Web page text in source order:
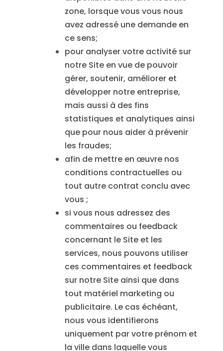
zone, lorsque vous vous nous
avez adressé une demande en
ce sens;
pour analyser votre activité sur
notre Site en vue de pouvoir
gérer, soutenir, améliorer et
développer notre entreprise,
mais aussi à des fins
statistiques et analytiques ainsi
que pour nous aider à prévenir
les fraudes;
afin de mettre en œuvre nos
conditions contractuelles ou
tout autre contrat conclu avec
vous ;
si vous nous adressez des
commentaires ou feedback
concernant le Site et les
services, nous pouvons utiliser
ces commentaires et feedback
sur notre Site ainsi que dans
tout matériel marketing ou
publicitaire. Le cas échéant,
nous vous identifierons
uniquement par votre prénom et
la ville dans laquelle vous